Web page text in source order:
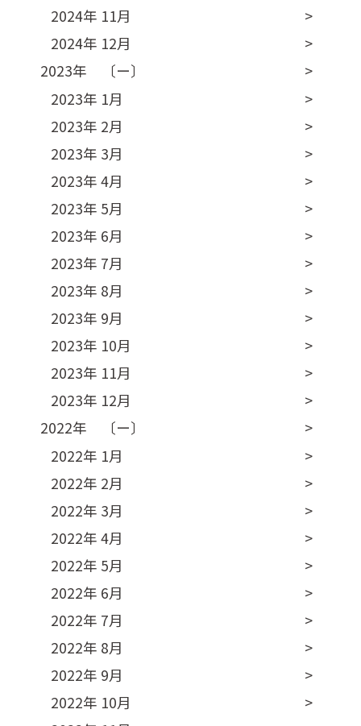
2024年 11月
2024年 12月
2023年 〔ー〕
2023年 1月
2023年 2月
2023年 3月
2023年 4月
2023年 5月
2023年 6月
2023年 7月
2023年 8月
2023年 9月
2023年 10月
2023年 11月
2023年 12月
2022年 〔ー〕
2022年 1月
2022年 2月
2022年 3月
2022年 4月
2022年 5月
2022年 6月
2022年 7月
2022年 8月
2022年 9月
2022年 10月